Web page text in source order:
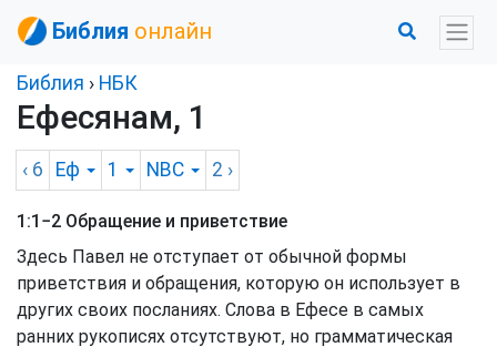
Библия онлайн
Библия › НБК
Ефесянам, 1
‹ 6 Еф 1 NBC 2 ›
1:1−2 Обращение и приветствие
Здесь Павел не отступает от обычной формы
приветствия и обращения, которую он использует в
других своих посланиях. Слова в Ефесе в самых
ранних рукописях отсутствуют, но грамматическая